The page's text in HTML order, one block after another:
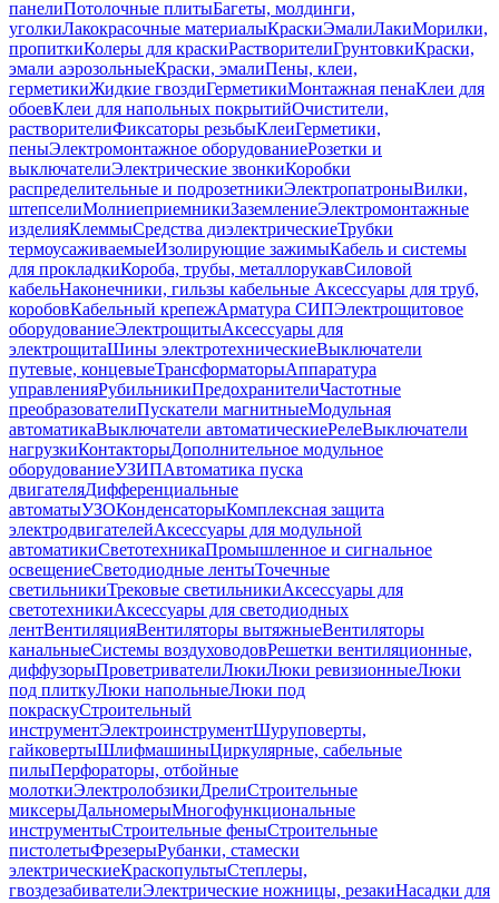
панелиПотолочные плитыБагеты, молдинги,
уголкиЛакокрасочные материалыКраскиЭмалиЛакиМорилки,
пропиткиКолеры для краскиРастворителиГрунтовкиКраски,
эмали аэрозольныеКраски, эмалиПены, клеи,
герметикиЖидкие гвоздиГерметикиМонтажная пенаКлеи для
обоевКлеи для напольных покрытийОчистители,
растворителиФиксаторы резьбыКлеиГерметики,
пеныЭлектромонтажное оборудованиеРозетки и
выключателиЭлектрические звонкиКоробки
распределительные и подрозетникиЭлектропатроныВилки,
штепселиМолниеприемникиЗаземлениеЭлектромонтажные
изделияКлеммыСредства диэлектрическиеТрубки
термоусаживаемыеИзолирующие зажимыКабель и системы
для прокладкиКороба, трубы, металлорукавСиловой
кабельНаконечники, гильзы кабельные Аксессуары для труб,
коробовКабельный крепежАрматура СИПЭлектрощитовое
оборудованиеЭлектрощитыАксессуары для
электрощитаШины электротехническиеВыключатели
путевые, концевыеТрансформаторыАппаратура
управленияРубильникиПредохранителиЧастотные
преобразователиПускатели магнитныеМодульная
автоматикаВыключатели автоматическиеРелеВыключатели
нагрузкиКонтакторыДополнительное модульное
оборудованиеУЗИПАвтоматика пуска
двигателяДифференциальные
автоматыУЗОКонденсаторыКомплексная защита
электродвигателейАксессуары для модульной
автоматикиСветотехникаПромышленное и сигнальное
освещениеСветодиодные лентыТочечные
светильникиТрековые светильникиАксессуары для
светотехникиАксессуары для светодиодных
лентВентиляцияВентиляторы вытяжныеВентиляторы
канальныеСистемы воздуховодовРешетки вентиляционные,
диффузорыПроветривателиЛюкиЛюки ревизионныеЛюки
под плиткуЛюки напольныеЛюки под
покраскуСтроительный
инструментЭлектроинструментШуруповерты,
гайковертыШлифмашиныЦиркулярные, сабельные
пилыПерфораторы, отбойные
молоткиЭлектролобзикиДрелиСтроительные
миксерыДальномерыМногофункциональные
инструментыСтроительные феныСтроительные
пистолетыФрезерыРубанки, стамески
электрическиеКраскопультыСтеплеры,
гвоздезабивателиЭлектрические ножницы, резакиНасадки для